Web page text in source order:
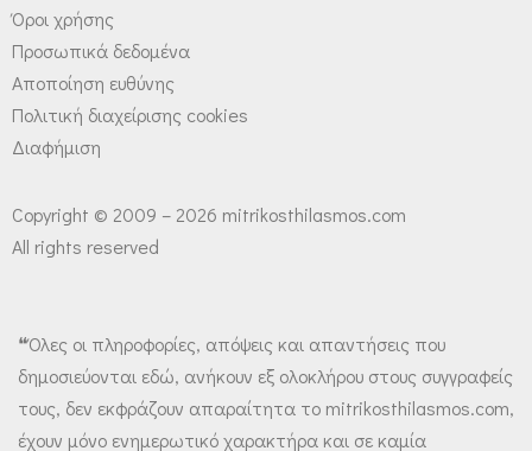
Όροι χρήσης
Προσωπικά δεδομένα
Αποποίηση ευθύνης
Πολιτική διαχείρισης cookies
Διαφήμιση
Copyright © 2009 – 2026 mitrikosthilasmos.com
All rights reserved
❝Όλες οι πληροφορίες, απόψεις και απαντήσεις που
δημοσιεύονται εδώ, ανήκουν εξ ολοκλήρου στους συγγραφείς
τους, δεν εκφράζουν απαραίτητα το mitrikosthilasmos.com,
έχουν μόνο ενημερωτικό χαρακτήρα και σε καμία